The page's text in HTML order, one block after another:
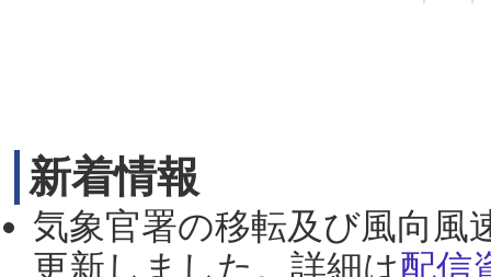
新着情報
気象官署の移転及び風向風
更新しました。詳細は配信